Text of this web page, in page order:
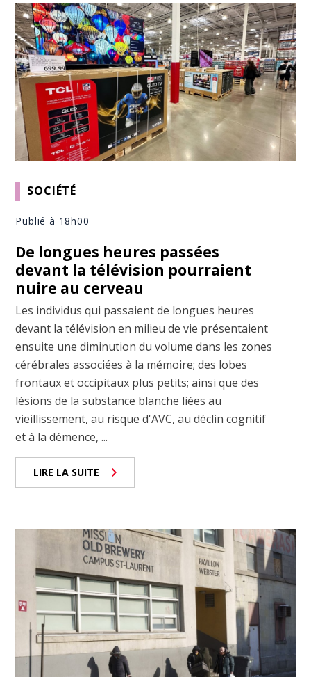
SOCIÉTÉ
Publié à 18h00
De longues heures passées
devant la télévision pourraient
nuire au cerveau
Les individus qui passaient de longues heures
devant la télévision en milieu de vie présentaient
ensuite une diminution du volume dans les zones
cérébrales associées à la mémoire; des lobes
frontaux et occipitaux plus petits; ainsi que des
lésions de la substance blanche liées au
vieillissement, au risque d'AVC, au déclin cognitif
et à la démence, ...
LIRE LA SUITE